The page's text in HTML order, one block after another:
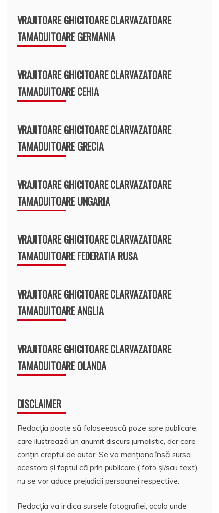
VRAJITOARE GHICITOARE CLARVAZATOARE
TAMADUITOARE GERMANIA
VRAJITOARE GHICITOARE CLARVAZATOARE
TAMADUITOARE CEHIA
VRAJITOARE GHICITOARE CLARVAZATOARE
TAMADUITOARE GRECIA
VRAJITOARE GHICITOARE CLARVAZATOARE
TAMADUITOARE UNGARIA
VRAJITOARE GHICITOARE CLARVAZATOARE
TAMADUITOARE FEDERATIA RUSA
VRAJITOARE GHICITOARE CLARVAZATOARE
TAMADUITOARE ANGLIA
VRAJITOARE GHICITOARE CLARVAZATOARE
TAMADUITOARE OLANDA
DISCLAIMER
Redacția poate să foloseească poze spre publicare,
care ilustrează un anumit discurs jurnalistic, dar care
conțin dreptul de autor. Se va menționa însă sursa
acestora și faptul că prin publicare ( foto și/sau text)
nu se vor aduce prejudicii persoanei respective.
Redacția va indica sursele fotografiei, acolo unde